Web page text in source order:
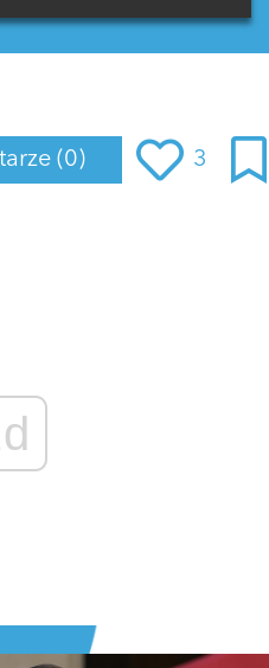
(0) 3